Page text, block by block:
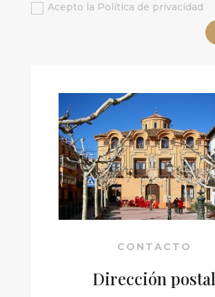
Acepto la Política de privacidad
CONTACTO
Dirección postal